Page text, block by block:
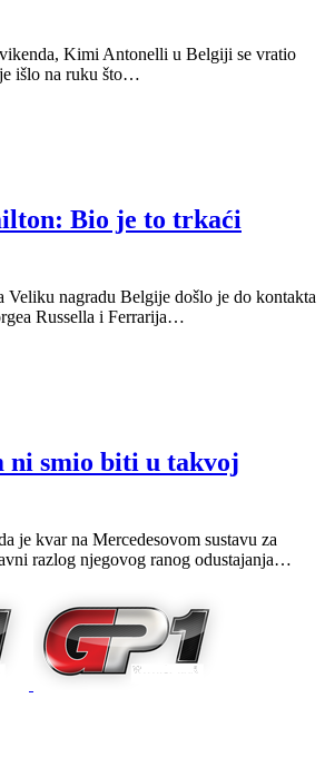
Kimi Antonelli u Belgiji se vratio
išlo na ruku što…
Bio je to trkaći
Veliku nagradu Belgije došlo je do kontakta
Russella i Ferrarija…
ni smio biti u takvoj
je kvar na Mercedesovom sustavu za
razlog njegovog ranog odustajanja…